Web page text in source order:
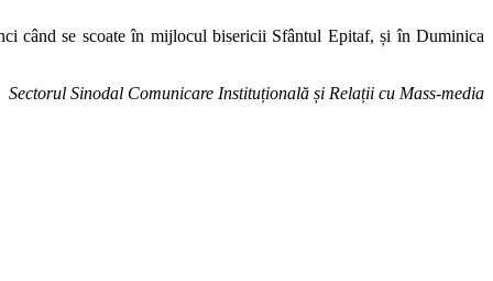
când se scoate în mijlocul bisericii Sfântul Epitaf, și în Duminica
Sectorul Sinodal Comunicare Instituțională și Relații cu Mass-media